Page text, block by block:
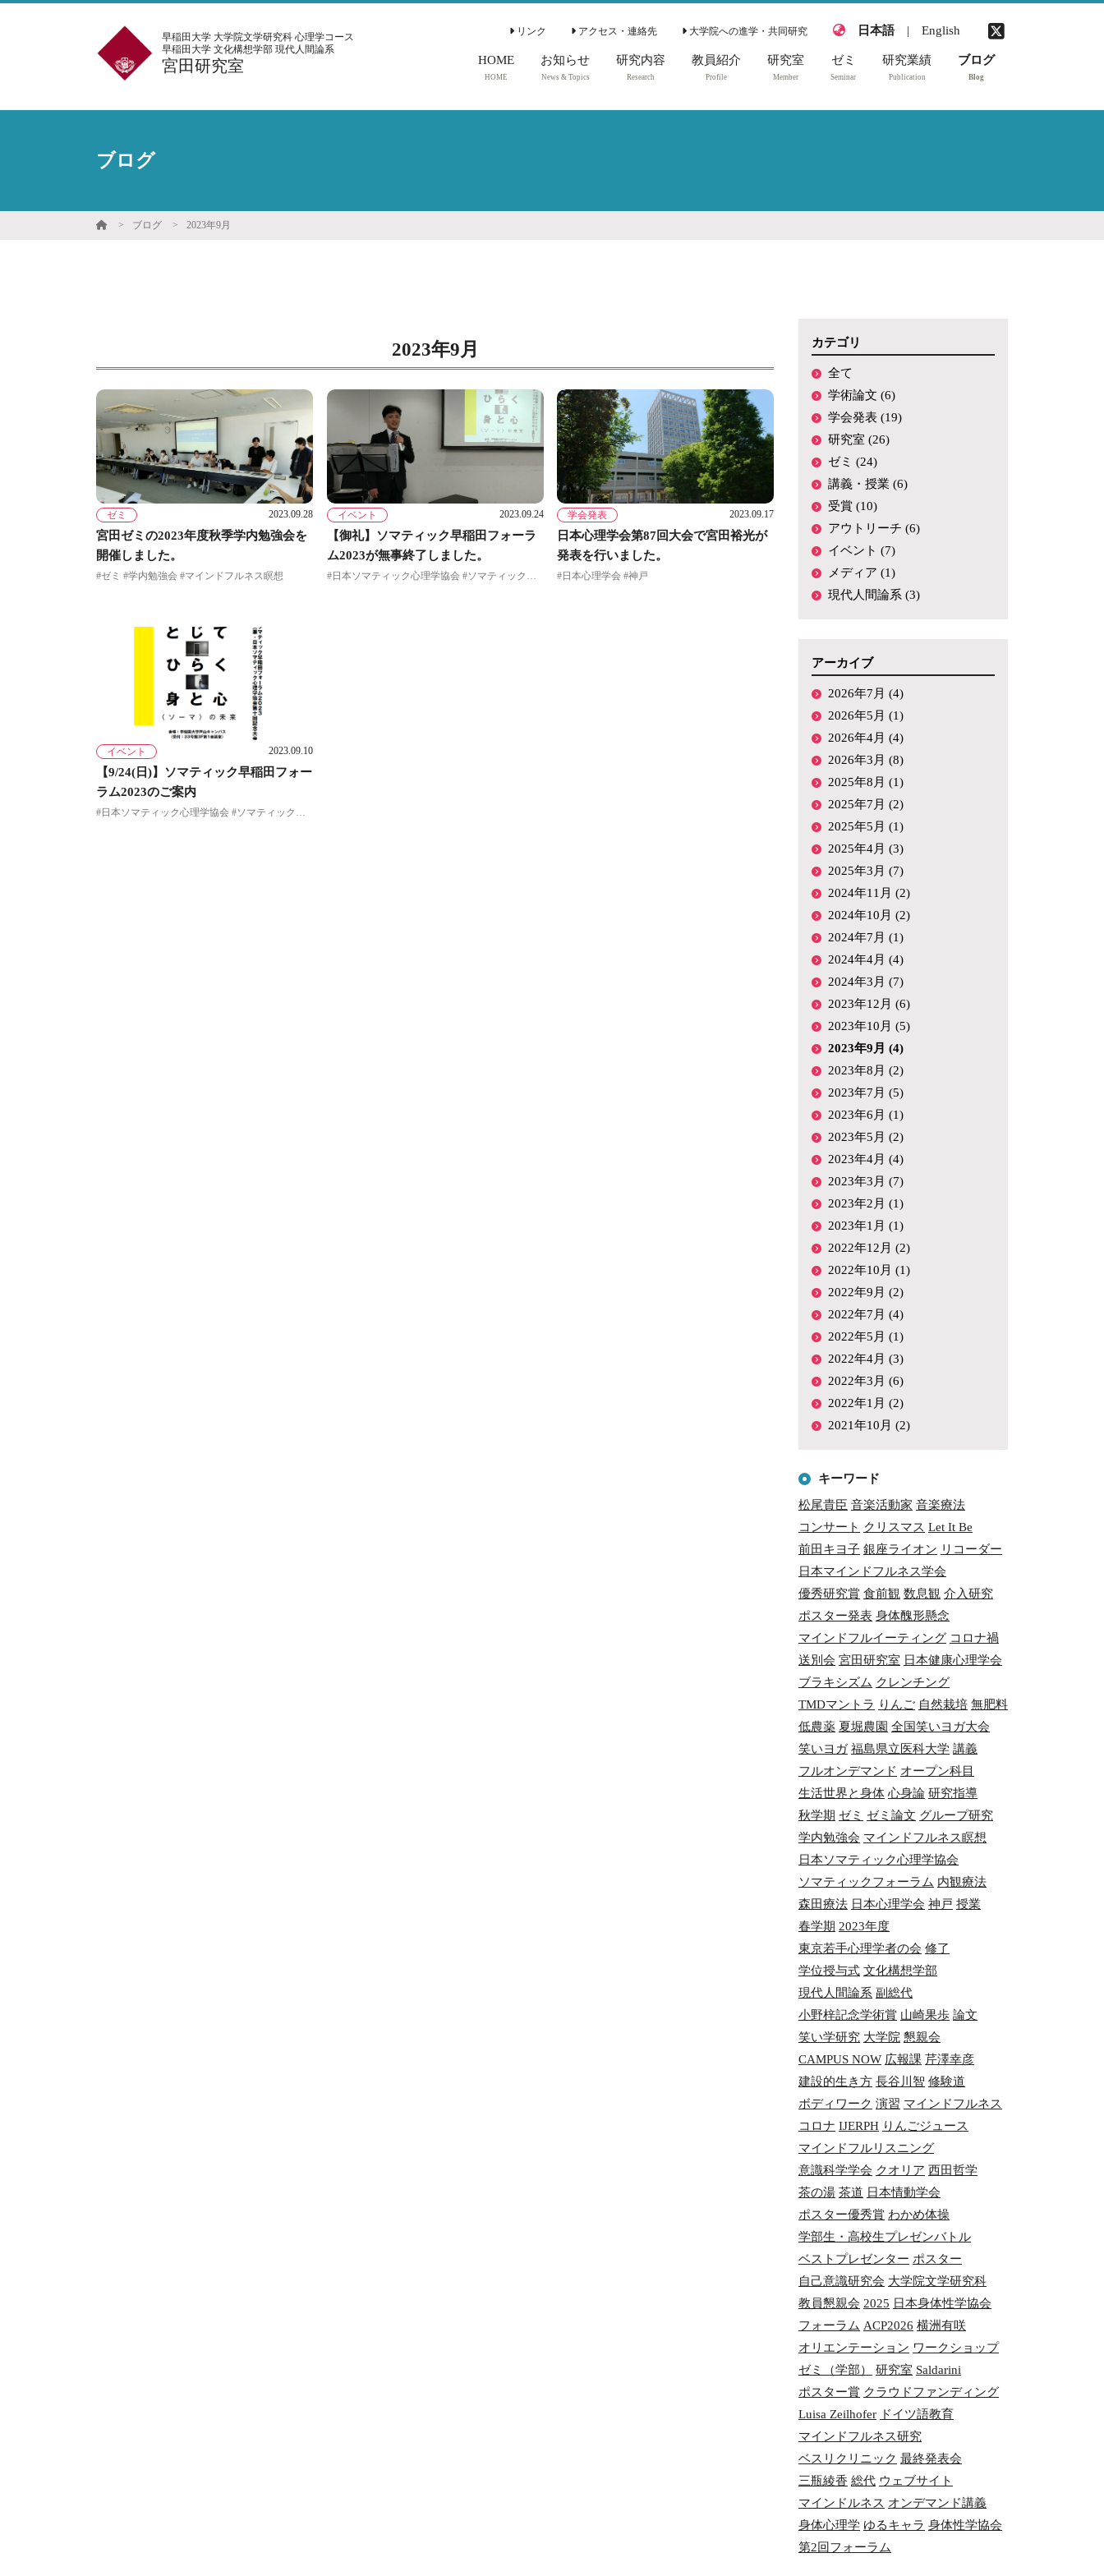
早稲田大学 大学院文学研究科 心理学コース
早稲田大学 文化構想学部 現代人間論系
宮田研究室
リンク アクセス・連絡先 大学院への進学・共同研究 日本語 | English
HOME
HOME
お知らせ
News & Topics
研究内容
Research
教員紹介
Profile
研究室
Member
ンバー
2021年度研究室メ
ゼミ
Seminar
2018年度ゼミ
2017年度ゼミ
研究業績
Publication
室・ゼミ)
メディア
その他
ブログ
Blog
ブログ
ブログ 2023年9月
2023年9月
ゼミ 2023.09.28
宮田ゼミの2023年度秋季学内勉強会を
開催しました。
#ゼミ #学内勉強会 #マインドフルネス瞑想
イベント 2023.09.24
【御礼】ソマティック早稲田フォーラ
ム2023が無事終了しました。
学会発表 2023.09.17
日本心理学会第87回大会で宮田裕光が
発表を行いました。
#日本心理学会 #神戸
イベント 2023.09.10
【9/24(日)】ソマティック早稲田フォー
ラム2023のご案内
#日本ソマティック心理学協会 #ソマティックフォーラム
カテゴリ
全て
学術論文 (6)
学会発表 (19)
研究室 (26)
ゼミ (24)
講義・授業 (6)
受賞 (10)
アウトリーチ (6)
イベント (7)
メディア (1)
現代人間論系 (3)
アーカイブ
2026年7月 (4)
2026年5月 (1)
2026年4月 (4)
2026年3月 (8)
2025年8月 (1)
2025年7月 (2)
2025年5月 (1)
2025年4月 (3)
2025年3月 (7)
2024年11月 (2)
2024年10月 (2)
2024年7月 (1)
2024年4月 (4)
2024年3月 (7)
2023年12月 (6)
2023年10月 (5)
2023年9月 (4)
2023年8月 (2)
2023年7月 (5)
2023年6月 (1)
2023年5月 (2)
2023年4月 (4)
2023年3月 (7)
2023年2月 (1)
2023年1月 (1)
2022年12月 (2)
2022年10月 (1)
2022年9月 (2)
2022年7月 (4)
2022年5月 (1)
2022年4月 (3)
2022年3月 (6)
2022年1月 (2)
2021年10月 (2)
キーワード
松尾貴臣 音楽活動家 音楽療法
コンサート クリスマス Let It Be
前田キヨ子 銀座ライオン リコーダー
日本マインドフルネス学会
優秀研究賞 食前観 数息観 介入研究
ポスター発表 身体醜形懸念
マインドフルイーティング コロナ禍
送別会 宮田研究室 日本健康心理学会
ブラキシズム クレンチング
TMDマントラ りんご 自然栽培 無肥料
低農薬 夏堀農園 全国笑いヨガ大会
笑いヨガ 福島県立医科大学 講義
フルオンデマンド オープン科目
生活世界と身体 心身論 研究指導
秋学期 ゼミ ゼミ論文 グループ研究
学内勉強会 マインドフルネス瞑想
日本ソマティック心理学協会
ソマティックフォーラム 内観療法
森田療法 日本心理学会 神戸 授業
春学期 2023年度
東京若手心理学者の会 修了
学位授与式 文化構想学部
現代人間論系 副総代
小野梓記念学術賞 山崎果歩 論文
笑い学研究 大学院 懇親会
CAMPUS NOW 広報課 芹澤幸彦
建設的生き方 長谷川智 修験道
ボディワーク 演習 マインドフルネス
コロナ IJERPH りんごジュース
マインドフルリスニング
意識科学学会 クオリア 西田哲学
茶の湯 茶道 日本情動学会
ポスター優秀賞 わかめ体操
学部生・高校生プレゼンバトル
ベストプレゼンター ポスター
自己意識研究会 大学院文学研究科
教員懇親会 2025 日本身体性学協会
フォーラム ACP2026 横洲有咲
オリエンテーション ワークショップ
ゼミ（学部）
研究室 Saldarini
ポスター賞 クラウドファンディング
Luisa Zeilhofer ドイツ語教育
マインドフルネス研究
ベスリクリニック 最終発表会
三瓶綾香 総代 ウェブサイト
マインドルネス オンデマンド講義
身体心理学 ゆるキャラ 身体性学協会
第2回フォーラム